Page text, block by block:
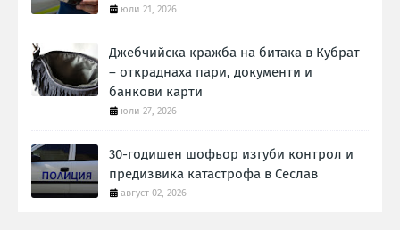
юли 21, 2026
Джебчийска кражба на битака в Кубрат
– откраднаха пари, документи и
банкови карти
юли 27, 2026
30-годишен шофьор изгуби контрол и
предизвика катастрофа в Сеслав
август 02, 2026